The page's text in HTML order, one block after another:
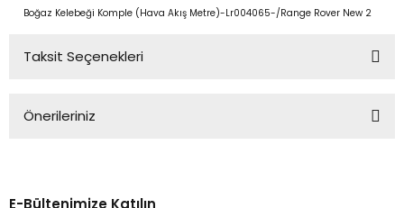
Boğaz Kelebeği Komple (Hava Akış Metre)-Lr004065-/Range Rover New 2
Taksit Seçenekleri
Önerileriniz
kullanarak tarafımıza iletebilirsiniz.
E-Bültenimize Katılın